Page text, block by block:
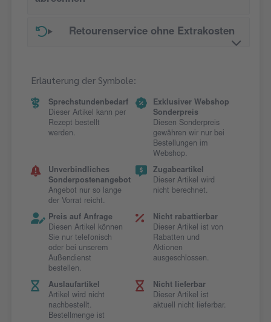
Retourenservice ohne Extrakosten
Erläuterung der Symbole:
Sprechstundenbedarf
Dieser Artikel kann per
Rezept bestellt
werden.
Exklusiver Webshop
Sonderpreis
Diesen Sonderpreis
gewähren wir nur bei
Bestellungen im
Webshop.
Unverbindliches
Sonderpostenangebot
Angebot nur so lange
der Vorrat reicht.
Zugabeartikel
Dieser Artikel wird
nicht berechnet.
Preis auf Anfrage
Diesen Artikel können
Sie nur telefonisch
oder bei unserem
Außendienst
bestellen.
Nicht rabattierbar
Dieser Artikel ist von
Rabatten und
Aktionen
ausgeschlossen.
Auslaufartikel
Artikel wird nicht
nachbestellt.
Bestellmenge ist
Nicht lieferbar
Dieser Artikel ist
aktuell nicht lieferbar.